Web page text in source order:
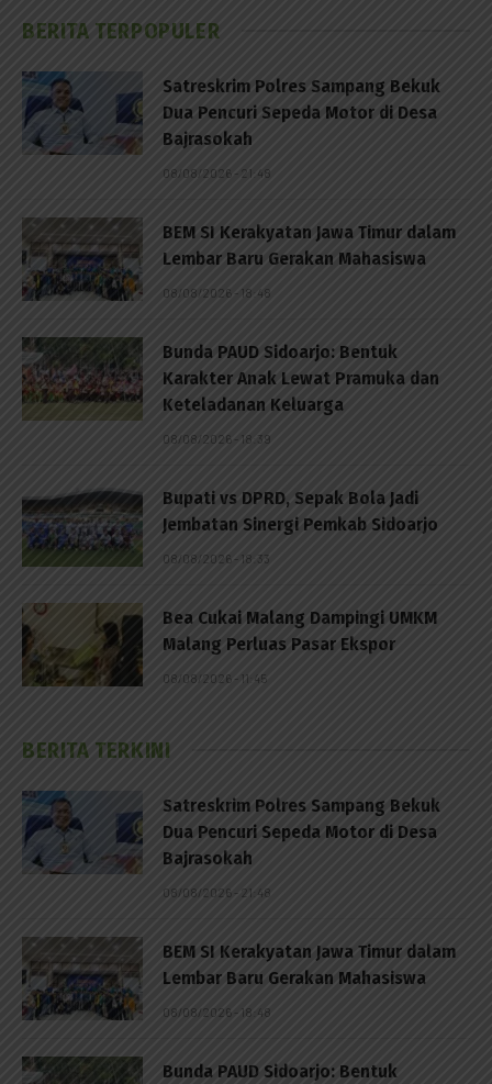
BERITA TERPOPULER
Satreskrim Polres Sampang Bekuk
Dua Pencuri Sepeda Motor di Desa
Bajrasokah
08/08/2026 - 21:48
BEM SI Kerakyatan Jawa Timur dalam
Lembar Baru Gerakan Mahasiswa
08/08/2026 - 18:48
Bunda PAUD Sidoarjo: Bentuk
Karakter Anak Lewat Pramuka dan
Keteladanan Keluarga
08/08/2026 - 18:39
Bupati vs DPRD, Sepak Bola Jadi
Jembatan Sinergi Pemkab Sidoarjo
08/08/2026 - 18:33
Bea Cukai Malang Dampingi UMKM
Malang Perluas Pasar Ekspor
08/08/2026 - 11:45
BERITA TERKINI
Satreskrim Polres Sampang Bekuk
Dua Pencuri Sepeda Motor di Desa
Bajrasokah
08/08/2026 - 21:48
BEM SI Kerakyatan Jawa Timur dalam
Lembar Baru Gerakan Mahasiswa
08/08/2026 - 18:48
Bunda PAUD Sidoarjo: Bentuk